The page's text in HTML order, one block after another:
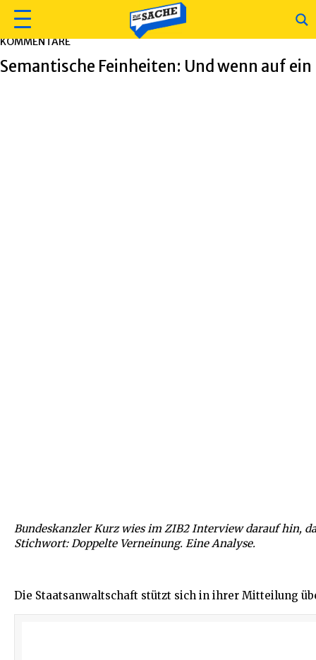
KOMMENTARE
Semantische Feinheiten: Und wenn auf
Bundeskanzler Kurz wies im ZIB2 Interview darauf hin,
Stichwort: Doppelte Verneinung. Eine Analyse.
Die Staatsanwaltschaft stützt sich in ihrer Mitteilung